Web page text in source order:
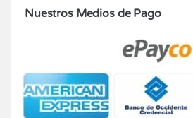
Nuestros Medios de Pago